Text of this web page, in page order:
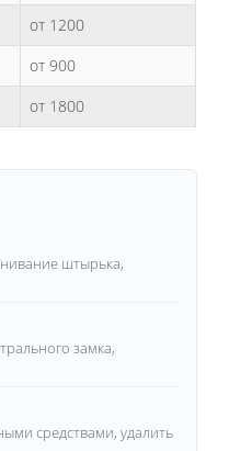
от 1200
от 900
от 1800
штырька,
замка,
средствами, удалить